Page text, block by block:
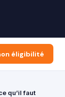
Pro & Cours
éligibilité
qu’il faut